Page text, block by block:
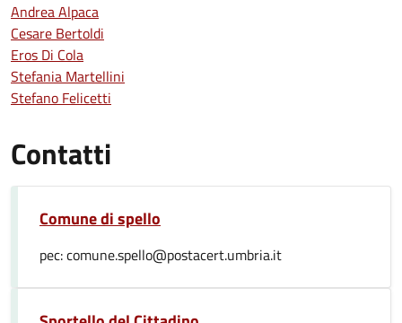
Andrea Alpaca
Cesare Bertoldi
Eros Di Cola
Stefania Martellini
Stefano Felicetti
Contatti
Comune di spello
pec: comune.spello@postacert.umbria.it